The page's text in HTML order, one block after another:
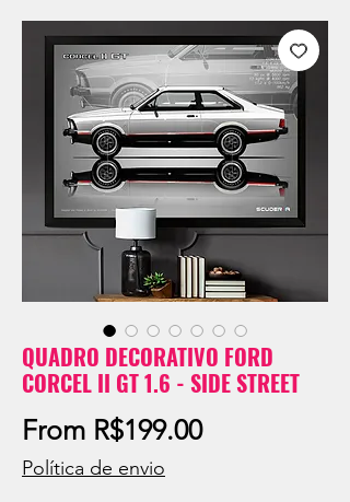
QUADRO DECORATIVO FORD
CORCEL II GT 1.6 - SIDE STREET
From R$199.00Sale
Política de envio